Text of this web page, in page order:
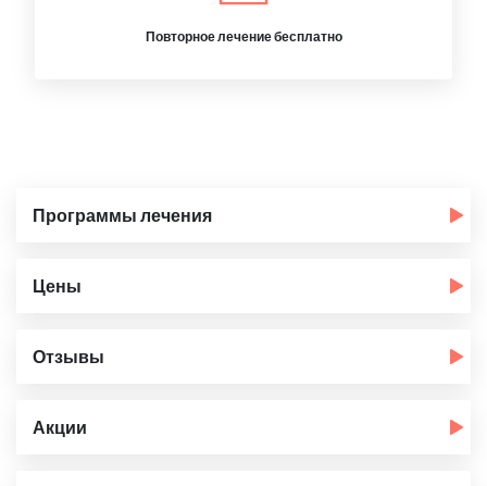
Повторное лечение бесплатно
Программы лечения
Цены
Отзывы
Акции